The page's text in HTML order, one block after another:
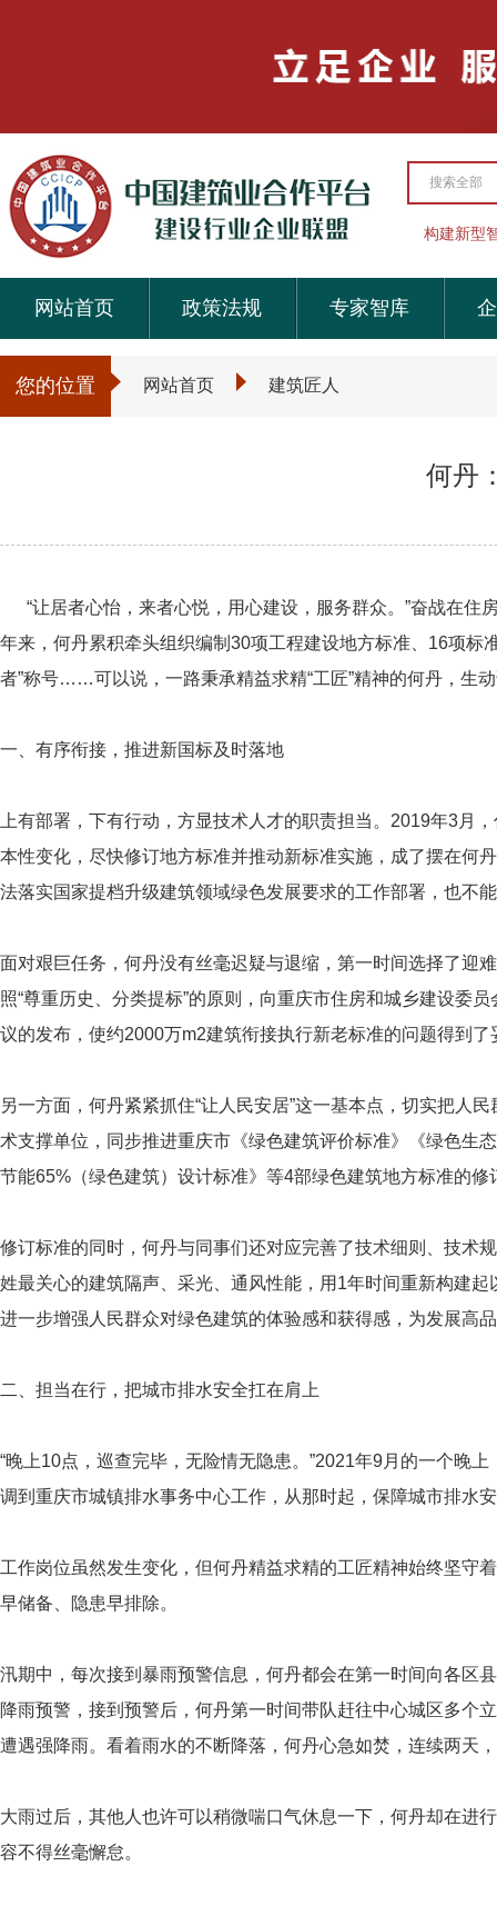
搜索全部
构建新型
网站首页 政策法规 专家智库
您的位置 网站首页 建筑匠人
何丹
“让居者心怡，来者心悦，用心建设，服务群众。”奋战在住
年来，何丹累积牵头组织编制30项工程建设地方标准、16项标
者”称号……可以说，一路秉承精益求精“工匠”精神的何丹，生
一、有序衔接，推进新国标及时落地
上有部署，下有行动，方显技术人才的职责担当。2019年3月
本性变化，尽快修订地方标准并推动新标准实施，成了摆在何
法落实国家提档升级建筑领域绿色发展要求的工作部署，也不
面对艰巨任务，何丹没有丝毫迟疑与退缩，第一时间选择了迎
照“尊重历史、分类提标”的原则，向重庆市住房和城乡建设委
议的发布，使约2000万m2建筑衔接执行新老标准的问题得到
另一方面，何丹紧紧抓住“让人民安居”这一基本点，切实把人
术支撑单位，同步推进重庆市《绿色建筑评价标准》《绿色生
节能65%（绿色建筑）设计标准》等4部绿色建筑地方标准的
修订标准的同时，何丹与同事们还对应完善了技术细则、技术
姓最关心的建筑隔声、采光、通风性能，用1年时间重新构建
进一步增强人民群众对绿色建筑的体验感和获得感，为发展高
二、担当在行，把城市排水安全扛在肩上
“晚上10点，巡查完毕，无险情无隐患。”2021年9月的一个晚
调到重庆市城镇排水事务中心工作，从那时起，保障城市排水
工作岗位虽然发生变化，但何丹精益求精的工匠精神始终坚守
早储备、隐患早排除。
汛期中，每次接到暴雨预警信息，何丹都会在第一时间向各区
降雨预警，接到预警后，何丹第一时间带队赶往中心城区多个
遭遇强降雨。看着雨水的不断降落，何丹心急如焚，连续两天
大雨过后，其他人也许可以稍微喘口气休息一下，何丹却在进
容不得丝毫懈怠。